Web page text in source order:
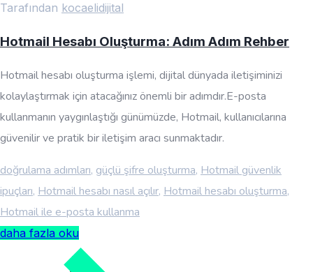
Tarafından kocaelidijital
Hotmail Hesabı Oluşturma: Adım Adım Rehber
Hotmail hesabı oluşturma işlemi, dijital dünyada iletişiminizi
kolaylaştırmak için atacağınız önemli bir adımdır.E-posta
kullanmanın yaygınlaştığı günümüzde, Hotmail, kullanıcılarına
güvenilir ve pratik bir iletişim aracı sunmaktadır.
doğrulama adımları, güçlü şifre oluşturma, Hotmail güvenlik
ipuçları, Hotmail hesabı nasıl açılır, Hotmail hesabı oluşturma,
Hotmail ile e-posta kullanma
daha fazla oku